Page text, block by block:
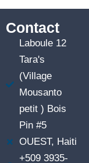
Contact
Laboule 12
Tara's
(Village
Mousanto
petit ) Bois
Pin #5
OUEST, Haiti
+509 3935-